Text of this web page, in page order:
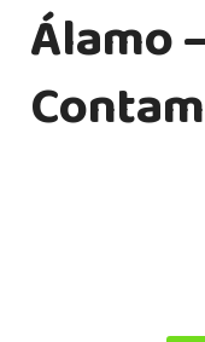
Álamo
Contam